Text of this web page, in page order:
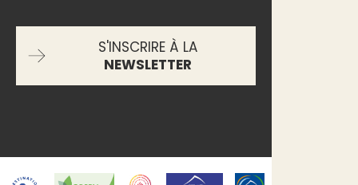
S'INSCRIRE À LA
NEWSLETTER